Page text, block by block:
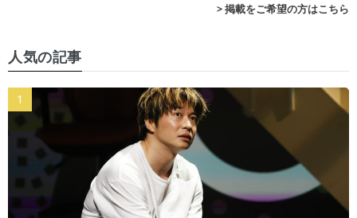
> 掲載をご希望の方はこちら
人気の記事